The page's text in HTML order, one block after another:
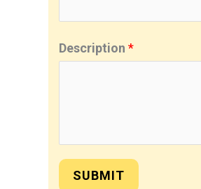
Description*
SUBMIT